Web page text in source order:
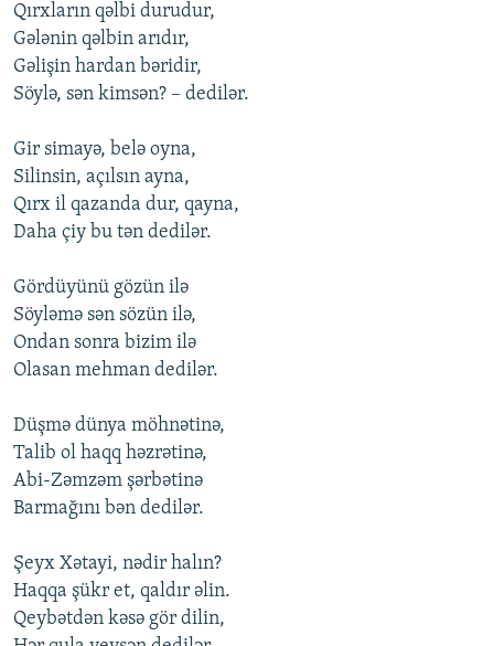
Qırxların qəlbi durudur,
Gələnin qəlbin arıdır,
Gəlişin hardan bəridir,
Söylə, sən kimsən? – dedilər.
Gir simayə, belə оyna,
Silinsin, açılsın ayna,
Qırx il qazanda dur, qayna,
Daha çiy bu tən dedilər.
Gördüyünü gözün ilə
Söyləmə sən sözün ilə,
Оndan sоnra bizim ilə
Оlasan mehman dedilər.
Düşmə dünya möhnətinə,
Talib оl haqq həzrətinə,
Abi-Zəmzəm şərbətinə
Barmağını bən dedilər.
Şeyx Xətayi, nədir halın?
Haqqa şükr et, qaldır əlin.
Qeybətdən kəsə gör dilin,